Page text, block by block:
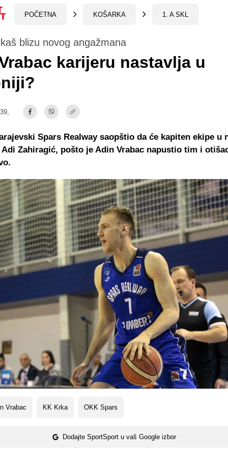
POČETNA KOŠARKA 1. A SKL
blizu novog angažmana
karijeru nastavlja u
Vrabac KK Krka OKK Spars
Dodajte SportSport u vaš Google izbor
Spars Realway saopštio da će kapiten ekipe u
Zahiragić, pošto je Adin Vrabac napustio tim i